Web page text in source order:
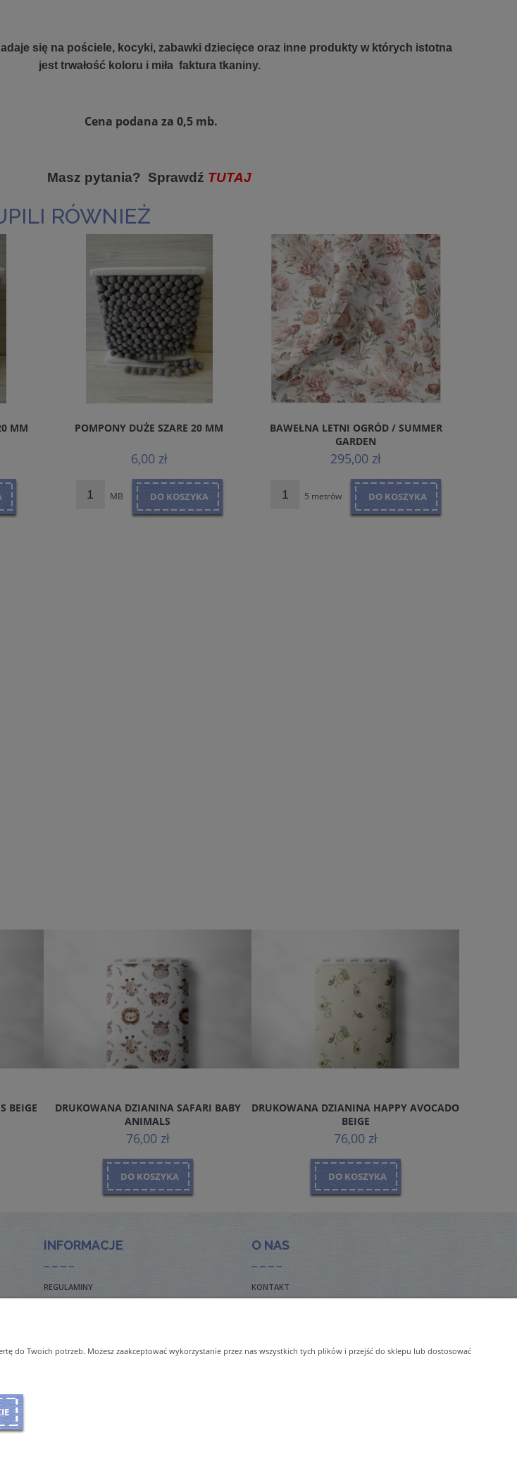
się na pościele, kocyki, zabawki dziecięce oraz inne produkty w których istotna
jest trwałość koloru i miła faktura tkaniny.
Cena podana za 0,5 mb.
Masz pytania? Sprawdź TUTAJ
RÓWNIEŻ
MM POMPONY DUŻE SZARE 20 MM
6,00 zł
MB DO KOSZYKA
BAWEŁNA LETNI OGRÓD / SUMMER
GARDEN
295,00 zł
5 metrów DO KOSZYKA
BABY
DRUKOWANA DZIANINA HAPPY AVOCADO
BEIGE
76,00 zł
DO KOSZYKA
DRUKOWANA DZIANINA CATS PLAYING
WITH YARN
76,00 zł
DO KOSZYKA
INFORMACJE
REGULAMINY
O NAS
KONTAKT
Shoper Premium
do Twoich potrzeb. Możesz zaakceptować wykorzystanie przez nas wszystkich tych plików i przejść do sklepu lub dostosować